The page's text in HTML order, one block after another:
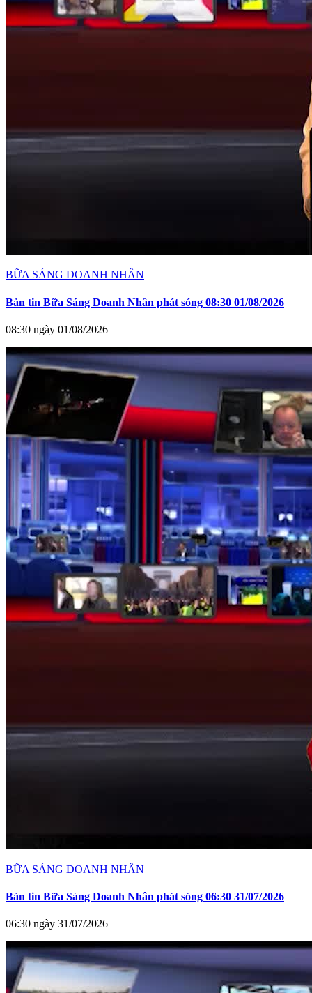
BỮA SÁNG DOANH NHÂN
Bản tin Bữa Sáng Doanh Nhân phát sóng 08:30 01/08/2026
08:30 ngày 01/08/2026
BỮA SÁNG DOANH NHÂN
Bản tin Bữa Sáng Doanh Nhân phát sóng 06:30 31/07/2026
06:30 ngày 31/07/2026